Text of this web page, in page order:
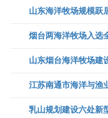
山东海洋牧场规模跃
烟台两海洋牧场入选
山东烟台海洋牧场建
乳山规划建设六处新